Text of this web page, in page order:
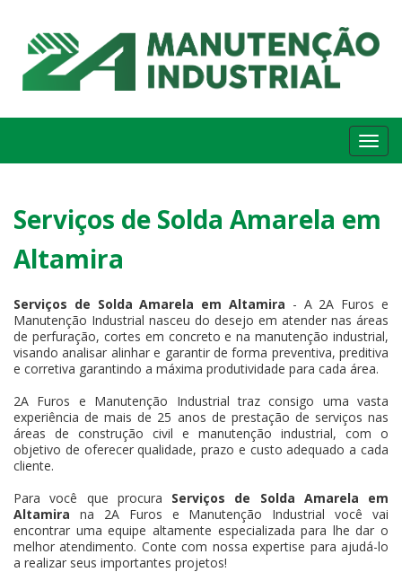
Serviços de Solda Amarela em
Altamira
Serviços de Solda Amarela em Altamira - A 2A Furos e
Manutenção Industrial nasceu do desejo em atender nas áreas
de perfuração, cortes em concreto e na manutenção industrial,
visando analisar alinhar e garantir de forma preventiva, preditiva
e corretiva garantindo a máxima produtividade para cada área.
2A Furos e Manutenção Industrial traz consigo uma vasta
experiência de mais de 25 anos de prestação de serviços nas
áreas de construção civil e manutenção industrial, com o
objetivo de oferecer qualidade, prazo e custo adequado a cada
cliente.
Para você que procura Serviços de Solda Amarela em
Altamira na 2A Furos e Manutenção Industrial você vai
encontrar uma equipe altamente especializada para lhe dar o
melhor atendimento. Conte com nossa expertise para ajudá-lo
a realizar seus importantes projetos!